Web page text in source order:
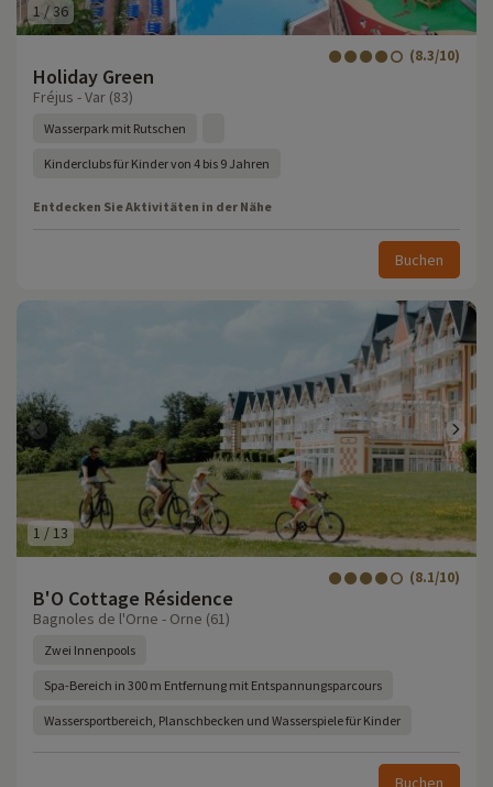
1 /36
Holiday Green
(8.3/10)
Fréjus - Var (83)
Wasserpark mit Rutschen
Kinderclubs für Kinder von 4 bis 9 Jahren
Entdecken Sie Aktivitäten in der Nähe
Buchen
1/13
B'O Cottage Résidence
(8.1/10)
Bagnoles de l'Orne - Orne (61)
Zwei Innenpools
Spa-Bereich in 300 m Entfernung mit Entspannungsparcours
Wassersportbereich, Planschbecken und Wasserspiele für Kinder
Buchen